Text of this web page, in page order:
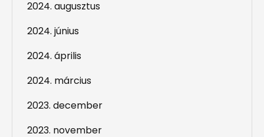
2024. augusztus
2024. június
2024. április
2024. március
2023. december
2023. november